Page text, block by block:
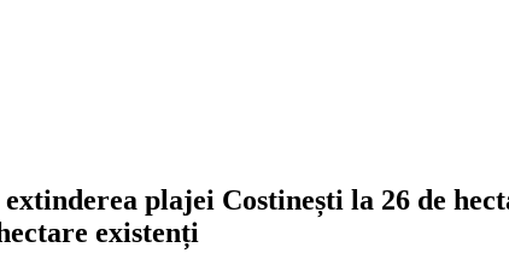
plajei Costinești la 26 de
existenți